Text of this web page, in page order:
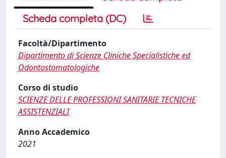
Scheda completa (DC)
Facoltà/Dipartimento
Dipartimento di Scienze Cliniche Specialistiche ed
Odontostomatologiche
Corso di studio
SCIENZE DELLE PROFESSIONI SANITARIE TECNICHE
ASSISTENZIALI
Anno Accademico
2021